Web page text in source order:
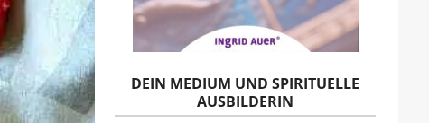
DEIN MEDIUM UND SPIRITUELLE
AUSBILDERIN